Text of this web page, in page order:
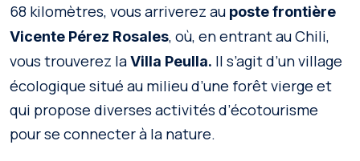
68 kilomètres, vous arriverez au poste frontière
Vicente Pérez Rosales, où, en entrant au Chili,
vous trouverez laVilla Peulla. Il s’agit d’un village
écologique situé au milieu d’une forêt vierge et
qui propose diverses activités d’écotourisme
pour se connecter à la nature.